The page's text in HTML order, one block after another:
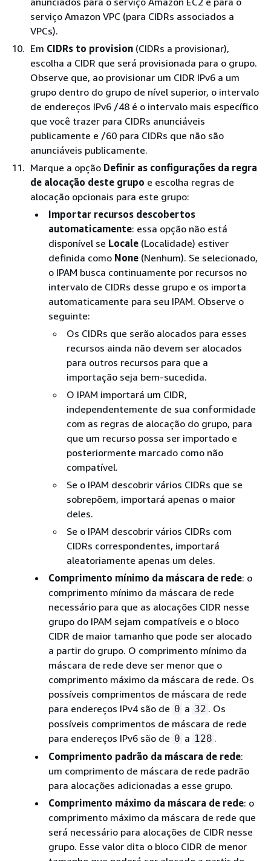
serviço Amazon VPC (para CIDRs associados a
VPCs).
Em CIDRs to provision (CIDRs a provisionar),
escolha a CIDR que será provisionada para o grupo.
Observe que, ao provisionar um CIDR IPv6 a um
grupo dentro do grupo de nível superior, o intervalo
de endereços IPv6 /48 é o intervalo mais específico
que você trazer para CIDRs anunciáveis
publicamente e /60 para CIDRs que não são
anunciáveis publicamente.
Marque a opção Definir as configurações da regra
de alocação deste grupo e escolha regras de
alocação opcionais para este grupo:
Importar recursos descobertos
automaticamente: essa opção não está
disponível se Locale (Localidade) estiver
definida como None (Nenhum). Se selecionado,
o IPAM busca continuamente por recursos no
intervalo de CIDRs desse grupo e os importa
automaticamente para seu IPAM. Observe o
seguinte:
Os CIDRs que serão alocados para esses
recursos ainda não devem ser alocados
para outros recursos para que a
importação seja bem-sucedida.
O IPAM importará um CIDR,
independentemente de sua conformidade
com as regras de alocação do grupo, para
que um recurso possa ser importado e
posteriormente marcado como não
compatível.
Se o IPAM descobrir vários CIDRs que se
sobrepõem, importará apenas o maior
deles.
Se o IPAM descobrir vários CIDRs com
CIDRs correspondentes, importará
aleatoriamente apenas um deles.
Comprimento mínimo da máscara de rede: o
comprimento mínimo da máscara de rede
necessário para que as alocações CIDR nesse
grupo do IPAM sejam compatíveis e o bloco
CIDR de maior tamanho que pode ser alocado
a partir do grupo. O comprimento mínimo da
máscara de rede deve ser menor que o
comprimento máximo da máscara de rede. Os
possíveis comprimentos de máscara de rede
para endereços IPv4 são de 0 a 32 . Os
possíveis comprimentos de máscara de rede
para endereços IPv6 são de 0 a 128 .
Comprimento padrão da máscara de rede:
um comprimento de máscara de rede padrão
para alocações adicionadas a esse grupo.
Comprimento máximo da máscara de rede: o
comprimento máximo da máscara de rede que
será necessário para alocações de CIDR nesse
grupo. Esse valor dita o bloco CIDR de menor